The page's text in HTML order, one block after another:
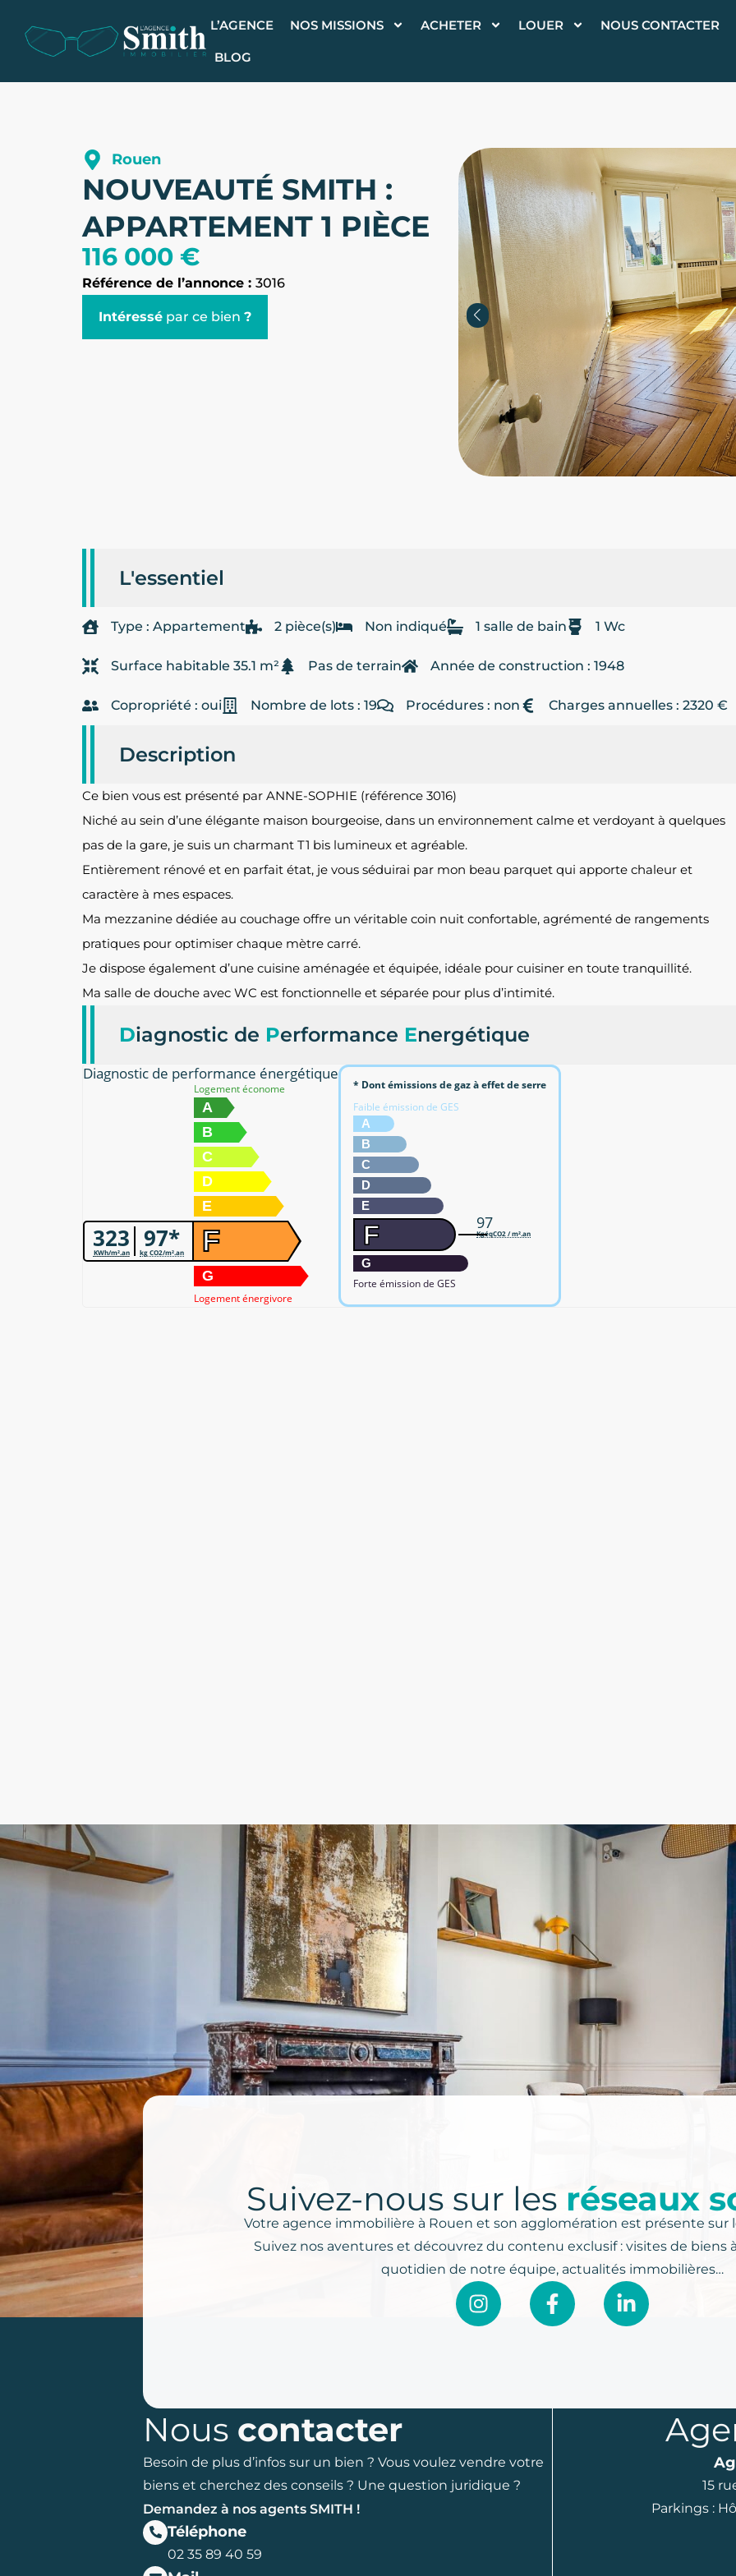
L’AGENCE NOS MISSIONS ACHETER LOUER NOUS CONTACTER
BLOG
Rouen
NOUVEAUTÉ SMITH :
APPARTEMENT 1 PIÈCE
116 000 €
Référence de l’annonce : 3016
Intéressé par ce bien ?
L'essentiel
Type : Appartement 2 pièce(s) Non indiqué 1 salle de bain 1 Wc
Surface habitable 35.1 m² Pas de terrain Année de construction : 1948
Copropriété : oui Nombre de lots : 19 Procédures : non Charges annuelles : 2320 €
Description
Ce bien vous est présenté par ANNE-SOPHIE (référence 3016)
Niché au sein d’une élégante maison bourgeoise, dans un environnement calme et verdoyant à quelques
pas de la gare, je suis un charmant T1 bis lumineux et agréable.
Entièrement rénové et en parfait état, je vous séduirai par mon beau parquet qui apporte chaleur et
caractère à mes espaces.
Ma mezzanine dédiée au couchage offre un véritable coin nuit confortable, agrémenté de rangements
pratiques pour optimiser chaque mètre carré.
Je dispose également d’une cuisine aménagée et équipée, idéale pour cuisiner en toute tranquillité.
Ma salle de douche avec WC est fonctionnelle et séparée pour plus d’intimité.
Diagnostic de Performance Energétique
Diagnostic de performance énergétique
323
KWh/m².an 97*
kg CO2/m².an
Logement économe
A
B
C
D
E
F
G
Logement énergivore
* Dont émissions de gaz à effet de serre
Faible émission de GES
A
B
C
D
E
F
G
Forte émission de GES
97
KgéqCO2 / m².an
Suivez-nous sur les réseaux
Votre agence immobilière à Rouen et son agglomération est présente sur
Suivez nos aventures et découvrez du contenu exclusif : visites de biens
quotidien de notre équipe, actualités immobilières…
Nous contacter
Besoin de plus d’infos sur un bien ? Vous voulez vendre votre
biens et cherchez des conseils ? Une question juridique ?
Demandez à nos agents SMITH !
Téléphone
02 35 89 40 59
15
Parkings :